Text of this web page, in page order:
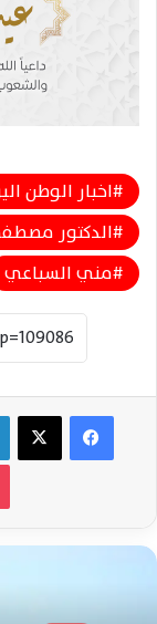
اخبار الوطن
الدكتور
مني السباعي
فيسبوك ‫X